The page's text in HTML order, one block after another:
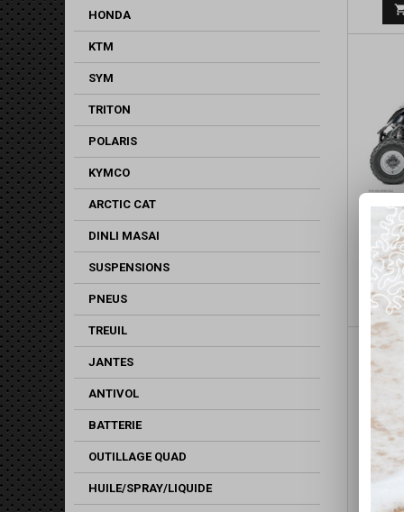
HONDA
KTM
SYM
TRITON
POLARIS
KYMCO
ARCTIC CAT
DINLI MASAI
SUSPENSIONS
PNEUS
TREUIL
JANTES
ANTIVOL
BATTERIE
OUTILLAGE QUAD
HUILE/SPRAY/LIQUIDE
KIT